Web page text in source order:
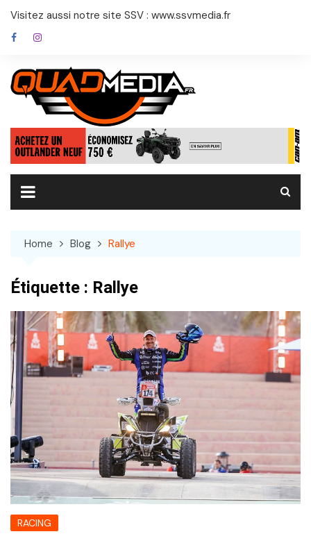
Skip
content
Visitez aussi notre site SSV : www.ssvmedia.fr
Home Blog Rallye
Étiquette : Rallye
RACING